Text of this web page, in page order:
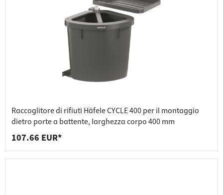
Raccoglitore di rifiuti Häfele CYCLE 400 per il montaggio
dietro porte a battente, larghezza corpo 400 mm
107.66 EUR*